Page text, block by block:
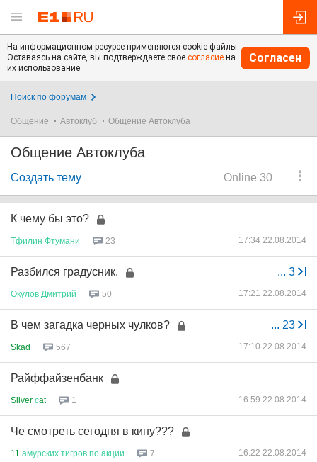
На информационном ресурсе применяются cookie-файлы.
Оставаясь на сайте, вы подтверждаете свое согласие на
их использование.
Согласен
Поиск по форумам
Общение Автоклуб Общение Автоклуба
Общение Автоклуба
Online 30
Создать тему
К чему бы это?
Тфилин Фтумани 23 17:34 22.08.2014
... 3
Разбился градусник.
Окулов Дмитрий 50 17:21 22.08.2014
... 23
В чем загадка черных чулков?
Skad 567 17:10 22.08.2014
Райффайзенбанк
Silver сat 1 16:59 22.08.2014
Че смотреть сегодня в кину???
11 амурских тигров по акции 7 16:22 22.08.2014